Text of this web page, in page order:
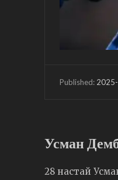
Published:
Усман
28 настай